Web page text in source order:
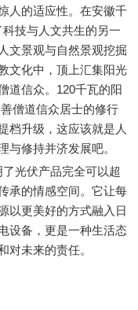
人的适应性。在安徽千
技与人文共生的另一
文景观与自然景观挖掘
文化中，顶上汇集阳光
道信众。120千瓦的阳
僧道信众居士的修行
档升级，这应该就是人
与修持并济发展吧。
光伏产品完全可以超
承的情感空间。它让每
以更美好的方式融入日
设备，更是一种生活态
对未来的责任。